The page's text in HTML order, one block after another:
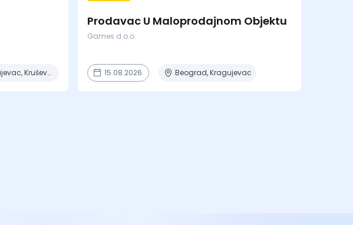
Beograd, Kragujevac, Kruševac, Lazarevac, Mladenovac + 6 mesta
Prodavac U Maloprodajnom Objektu
Games d.o.o.
15.08.2026. Beograd, Kragujevac